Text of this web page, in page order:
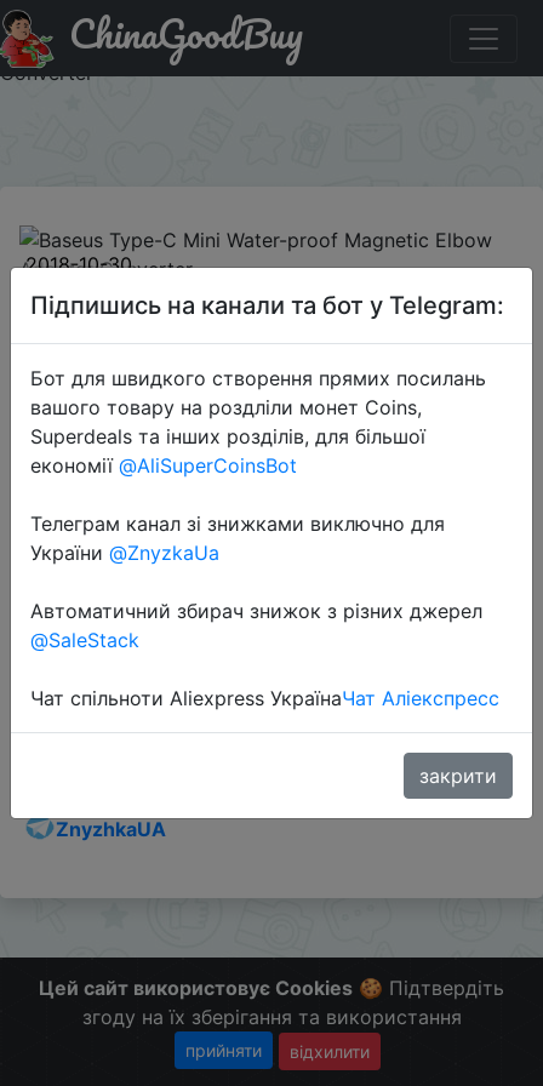
Паридбати з промокодом ACHALLOWEEN68 Baseus
Type-C Mini Water-proof Magnetic Elbow Adapter
Converter
ChinaGoodBuy
2018-10-30
Baseus Type-C Mini Water-proof
Magnetic Elbow Adapter Converter
$5.99
Промокод:"ACHALLOWEEN68"
Додаткова інформація відсутня.
Слідкуйте за знижками на мобільному, в телеграм
ZnyzhkaUA
Цей сайт використовує Cookies 🍪 Підтвердіть
згоду на їх зберігання та використання
прийняти відхилити
Підпишись на канали та бот у Telegram:
Бот для швидкого створення прямих посилань
вашого товару на роздліли монет Coins,
Superdeals та інших розділів, для більшої
економії @AliSuperCoinsBot
Телеграм канал зі знижками виключно для
України @ZnyzkaUa
Автоматичний збирач знижок з різних джерел
@SaleStack
Чат спільноти Aliexpress УкраїнаЧат Аліекспресс
закрити